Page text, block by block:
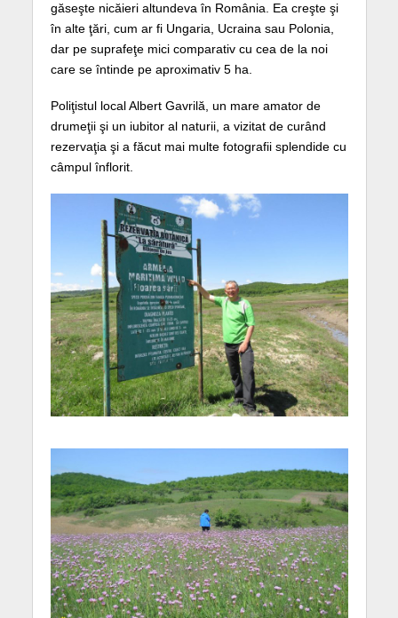
găseşte nicăieri altundeva în România. Ea creşte şi
în alte ţări, cum ar fi Ungaria, Ucraina sau Polonia,
dar pe suprafeţe mici comparativ cu cea de la noi
care se întinde pe aproximativ 5 ha.
Poliţistul local Albert Gavrilă, un mare amator de
drumeţii şi un iubitor al naturii, a vizitat de curând
rezervaţia şi a făcut mai multe fotografii splendide cu
câmpul înflorit.